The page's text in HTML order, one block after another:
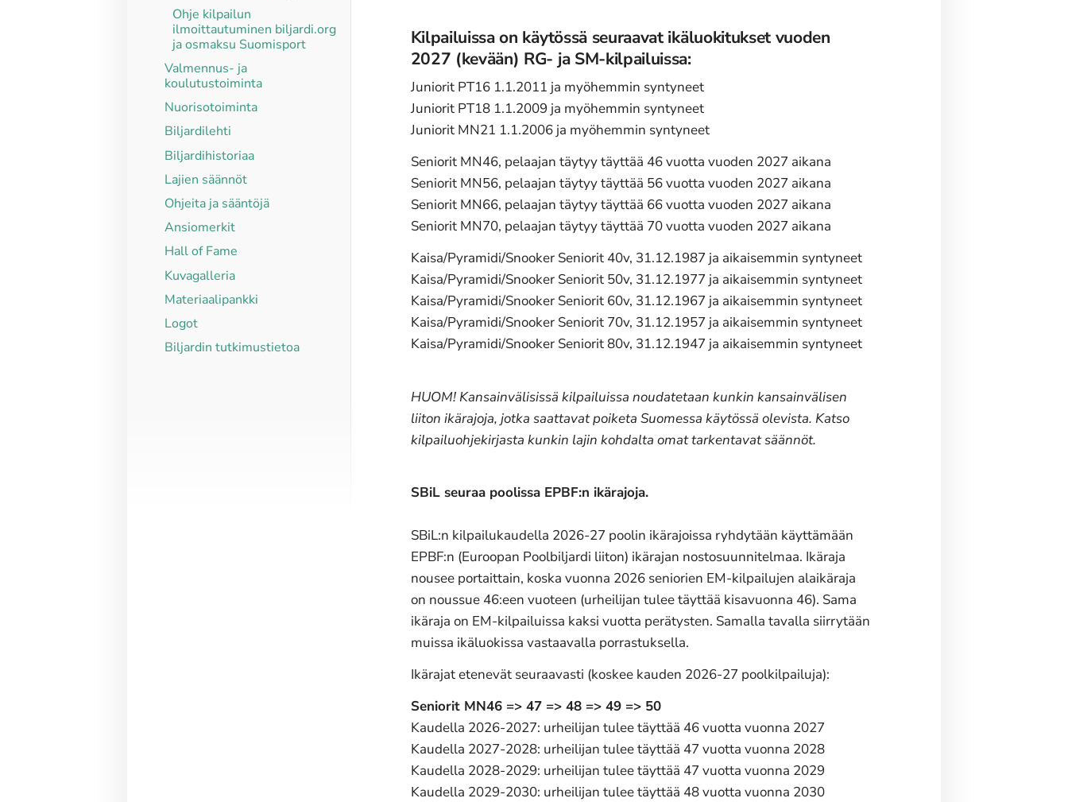
Ohje kilpailun
ilmoittautuminen biljardi.org
ja osmaksu Suomisport
Valmennus- ja
koulutustoiminta
Nuorisotoiminta
Biljardilehti
Biljardihistoriaa
Lajien säännöt
Ohjeita ja sääntöjä
Ansiomerkit
Hall of Fame
Kuvagalleria
Materiaalipankki
Logot
Biljardin tutkimustietoa
Kilpailuissa on käytössä seuraavat ikäluokitukset vuoden
2027 (kevään) RG- ja SM-kilpailuissa:
Juniorit PT16 1.1.2011 ja myöhemmin syntyneet
Juniorit PT18 1.1.2009 ja myöhemmin syntyneet
Juniorit MN21 1.1.2006 ja myöhemmin syntyneet
Seniorit MN46, pelaajan täytyy täyttää 46 vuotta vuoden 2027 aikana
Seniorit MN56, pelaajan täytyy täyttää 56 vuotta vuoden 2027 aikana
Seniorit MN66, pelaajan täytyy täyttää 66 vuotta vuoden 2027 aikana
Seniorit MN70, pelaajan täytyy täyttää 70 vuotta vuoden 2027 aikana
Kaisa/Pyramidi/Snooker Seniorit 40v, 31.12.1987 ja aikaisemmin syntyneet
Kaisa/Pyramidi/Snooker Seniorit 50v, 31.12.1977 ja aikaisemmin syntyneet
Kaisa/Pyramidi/Snooker Seniorit 60v, 31.12.1967 ja aikaisemmin syntyneet
Kaisa/Pyramidi/Snooker Seniorit 70v, 31.12.1957 ja aikaisemmin syntyneet
Kaisa/Pyramidi/Snooker Seniorit 80v, 31.12.1947 ja aikaisemmin syntyneet
HUOM! Kansainvälisissä kilpailuissa noudatetaan kunkin kansainvälisen
liiton ikärajoja, jotka saattavat poiketa Suomessa käytössä olevista. Katso
kilpailuohjekirjasta kunkin lajin kohdalta omat tarkentavat säännöt.
SBiL seuraa poolissa EPBF:n ikärajoja.
SBiL:n kilpailukaudella 2026-27 poolin ikärajoissa ryhdytään käyttämään
EPBF:n (Euroopan Poolbiljardi liiton) ikärajan nostosuunnitelmaa. Ikäraja
nousee portaittain, koska vuonna 2026 seniorien EM-kilpailujen alaikäraja
on noussue 46:een vuoteen (urheilijan tulee täyttää kisavuonna 46). Sama
ikäraja on EM-kilpailuissa kaksi vuotta perätysten. Samalla tavalla siirrytään
muissa ikäluokissa vastaavalla porrastuksella.
Ikärajat etenevät seuraavasti (koskee kauden 2026-27 poolkilpailuja):
Seniorit MN46 => 47 => 48 => 49 => 50
Kaudella 2026-2027: urheilijan tulee täyttää 46 vuotta vuonna 2027
Kaudella 2027-2028: urheilijan tulee täyttää 47 vuotta vuonna 2028
Kaudella 2028-2029: urheilijan tulee täyttää 47 vuotta vuonna 2029
Kaudella 2029-2030: urheilijan tulee täyttää 48 vuotta vuonna 2030